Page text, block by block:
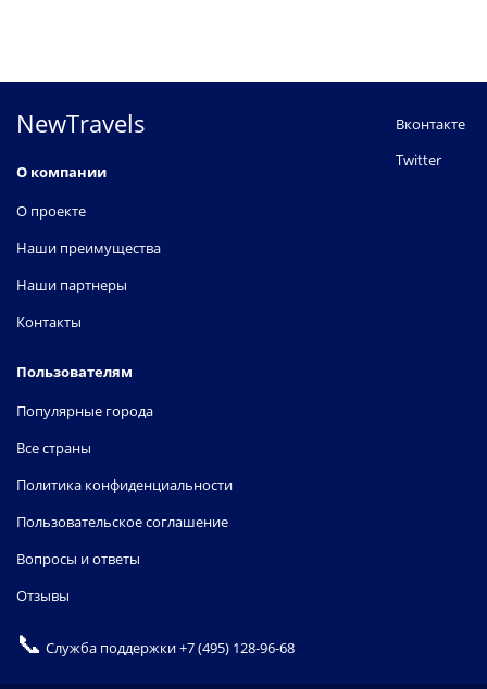
NewTravels
О компании
О проекте
Наши преимущества
Наши партнеры
Контакты
Пользователям
Популярные города
Все страны
Политика конфиденциальности
Пользовательское соглашение
Вопросы и ответы
Отзывы
Вконтакте
Twitter
📞 Служба поддержки+7 (495) 128-96-68